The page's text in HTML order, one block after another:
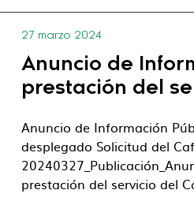
27 marzo 2024
Anuncio de
prestación del
Anuncio de Información
desplegado Solicitud del
prestación del servicio del